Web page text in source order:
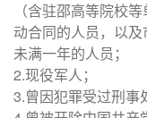
（含驻邵高等院校
动合同的人员，以
未满一年的人员；
2.现役军人；
3.曾因犯罪受过刑事